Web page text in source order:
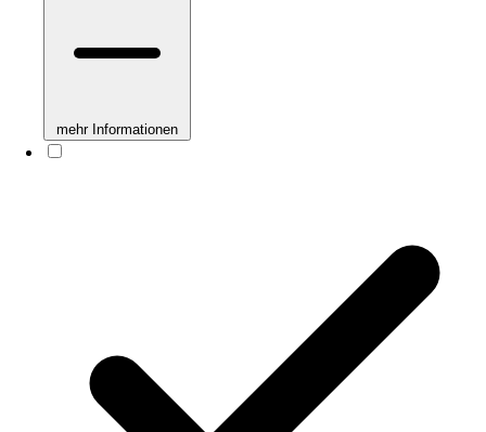
mehr Informationen